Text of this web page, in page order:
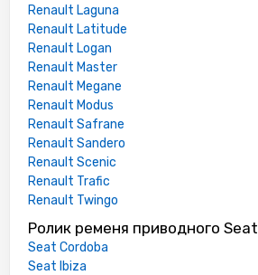
Renault Laguna
Renault Latitude
Renault Logan
Renault Master
Renault Megane
Renault Modus
Renault Safrane
Renault Sandero
Renault Scenic
Renault Trafic
Renault Twingo
Ролик ременя приводного Seat
Seat Cordoba
Seat Ibiza